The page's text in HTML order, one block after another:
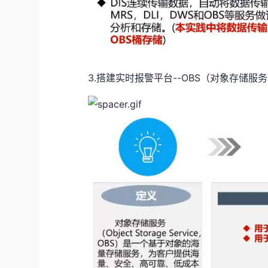
3.搭建实时报警平台--OBS（对象存储服